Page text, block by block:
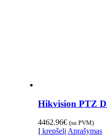
Hikvision PTZ
4462.96€ (su PVM)
Į krepšelį Aprašymas